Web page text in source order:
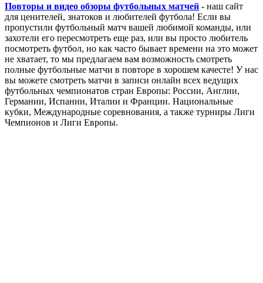
Повторы и видео обзоры футбольных матчей - наш сайт
для ценителей, знатоков и любителей футбола! Если вы
пропустили футбольный матч вашей любимой команды, или
захотели его пересмотреть еще раз, или вы просто любитель
посмотреть футбол, но как часто бывает времени на это может
не хватает, то мы предлагаем вам возможность смотреть
полные футбольные матчи в повторе в хорошем качесте! У нас
вы можете смотреть матчи в записи онлайн всех ведущих
футбольных чемпионатов стран Европы: России, Англии,
Германии, Испании, Италии и Франции. Национальные
кубки, Международные соревнования, а также турниры Лиги
Чемпионов и Лиги Европы.